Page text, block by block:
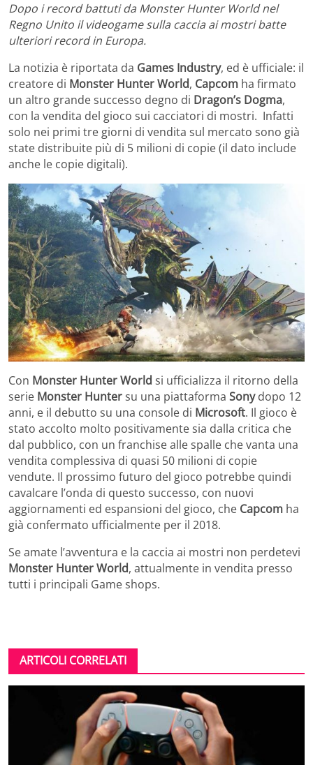
Dopo i record battuti da Monster Hunter World nel
Regno Unito il videogame sulla caccia ai mostri batte
ulteriori record in Europa.
La notizia è riportata da Games Industry, ed è ufficiale: il
creatore di Monster Hunter World, Capcom ha firmato
un altro grande successo degno di Dragon’s Dogma,
con la vendita del gioco sui cacciatori di mostri. Infatti
solo nei primi tre giorni di vendita sul mercato sono già
state distribuite più di 5 milioni di copie (il dato include
anche le copie digitali).
Con Monster Hunter World si ufficializza il ritorno della
serie Monster Huntersu una piattaforma Sonydopo 12
anni, e il debutto su una console di Microsoft. Il gioco è
stato accolto molto positivamente sia dalla critica che
dal pubblico, con un franchise alle spalle che vanta una
vendita complessiva di quasi 50 milioni di copie
vendute. Il prossimo futuro del gioco potrebbe quindi
cavalcare l’onda di questo successo, con nuovi
aggiornamenti ed espansioni del gioco, che Capcom ha
già confermato ufficialmente per il 2018.
Se amate l’avventura e la caccia ai mostri non perdetevi
Monster Hunter World, attualmente in vendita presso
tutti i principali Game shops.
ARTICOLI CORRELATI